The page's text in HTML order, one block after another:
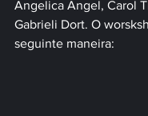
Angelica Angel, Carol
Gabrieli Dort. O
seguinte maneira: